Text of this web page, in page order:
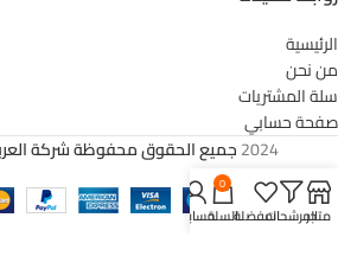
الرئيسية
من نحن
سلة المشتريات
صفحة حسابي
2024جميع الحقوق محفوظة شركة
متجرالمرشحاتالمفضلة
0
السلةحسابي